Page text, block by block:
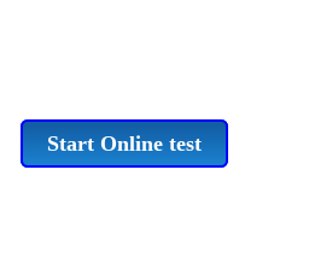
Start Online test